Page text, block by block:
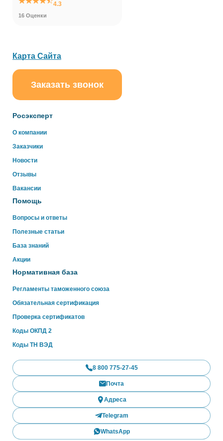
4.3
16 Оценки
Росэксперт
О компании
Заказчики
Новости
Отзывы
Вакансии
Помощь
Вопросы и ответы
Полезные статьи
База знаний
Акции
Нормативная база
Регламенты таможенного союза
Обязательная сертификация
Проверка сертификатов
Коды ОКПД 2
Коды ТН ВЭД
Карта Сайта
Заказать звонок
8 800 775-27-45
Почта
Адреса
Telegram
WhatsApp
online
Здравствуйте!
Свяжитесь с нами через WhatsApp нажав на кнопку